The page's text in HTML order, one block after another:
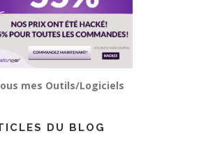
mes Outils/Logiciels
DU BLOG